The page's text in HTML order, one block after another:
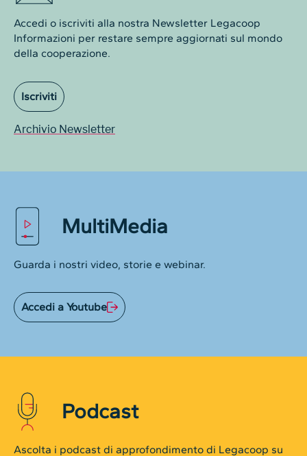
Accedi o iscriviti alla nostra Newsletter Legacoop
Informazioni per restare sempre aggiornati sul mondo
della cooperazione.
Iscriviti
Archivio Newsletter
MultiMedia
Guarda i nostri video, storie e webinar.
Accedi a Youtube
Podcast
Ascolta i podcast di approfondimento di Legacoop su